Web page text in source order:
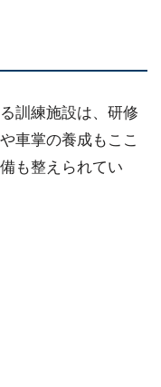
訓練施設は、研修
車掌の養成もここ
も整えられてい